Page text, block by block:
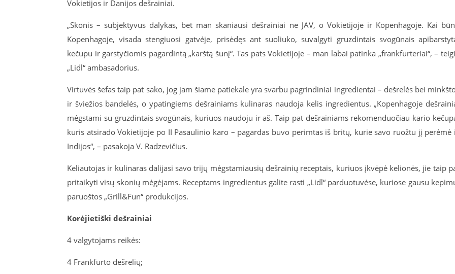
Vokietijos ir Danijos dešrainiai.
„Skonis – subjektyvus dalykas, bet man skaniausi dešrainiai ne JAV, o Vokietijoje ir Kopenhagoje. Kai
Kopenhagoje, visada stengiuosi gatvėje, prisėdęs ant suoliuko, suvalgyti gruzdintais svogūnais
kečupu ir garstyčiomis pagardintą „karštą šunį“. Tas pats Vokietijoje – man labai patinka „frankfurteriai“, –
„Lidl“ ambasadorius.
Virtuvės šefas taip pat sako, jog jam šiame patiekale yra svarbu pagrindiniai ingredientai – dešrelės bei
ir šviežios bandelės, o ypatingiems dešrainiams kulinaras naudoja kelis ingredientus. „Kopenhagoje
mėgstami su gruzdintais svogūnais, kuriuos naudoju ir aš. Taip pat dešrainiams rekomenduočiau kario
kuris atsirado Vokietijoje po II Pasaulinio karo – pagardas buvo perimtas iš britų, kurie savo ruožtu jį perėmė
Indijos“, – pasakoja V. Radzevičius.
Keliautojas ir kulinaras dalijasi savo trijų mėgstamiausių dešrainių receptais, kuriuos įkvėpė kelionės, jie taip
pritaikyti visų skonių mėgėjams. Receptams ingredientus galite rasti „Lidl“ parduotuvėse, kuriose gausu
paruoštos „Grill&Fun“ produkcijos.
Korėjietiški dešrainiai
4 valgytojams reikės:
4 Frankfurto dešrelių;